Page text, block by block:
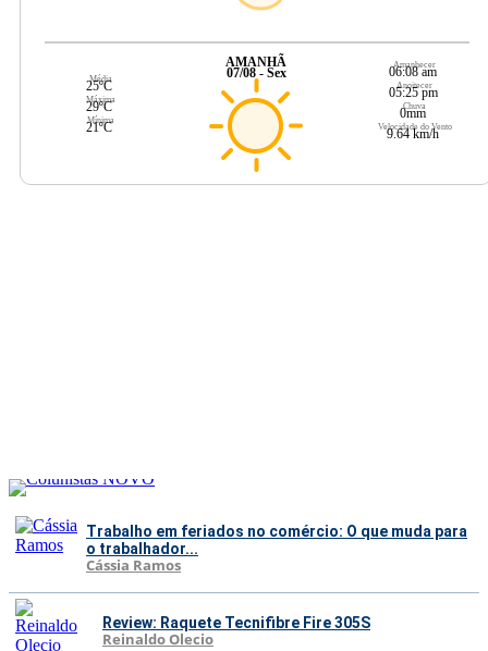
Média
25ºC
Máxima
29ºC
Mínima
21ºC
AMANHÃ
07/08 - Sex
Amanhecer
06:08 am
Anoitecer
05:25 pm
Chuva
0mm
Velocidade do Vento
9.64 km/h
Trabalho em feriados no comércio: O que muda para
o trabalhador...
Cássia Ramos
Review: Raquete Tecnifibre Fire 305S
Reinaldo Olecio